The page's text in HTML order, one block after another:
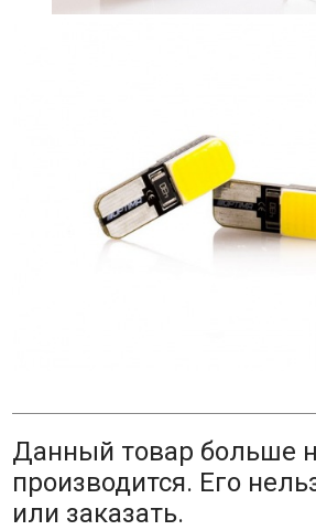
Данный товар больше
производится. Его
или заказать.